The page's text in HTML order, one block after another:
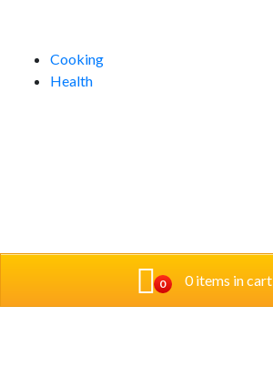
0 0 items in cart
Cooking
Health